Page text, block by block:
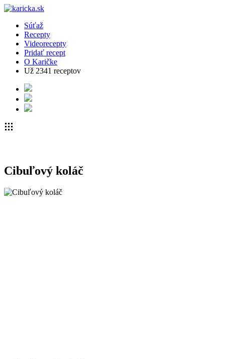
Súťaž
Recepty
Videorecepty
Pridať recept
O Karičke
Už 2341 receptov
Cibuľový koláč